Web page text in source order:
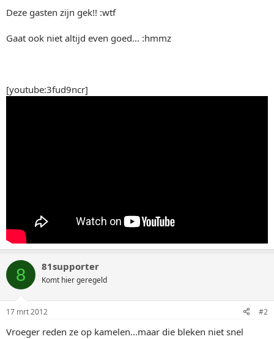
t
r
m
Deze gasten zijn gek!! :wtf
Gaat ook niet altijd even goed... :hmmz
[youtube:3fud9ncr]
8 81supporter
Komt hier geregeld
17 mrt 2012 #2
Vroeger reden ze op kamelen...maar die bleken niet snel